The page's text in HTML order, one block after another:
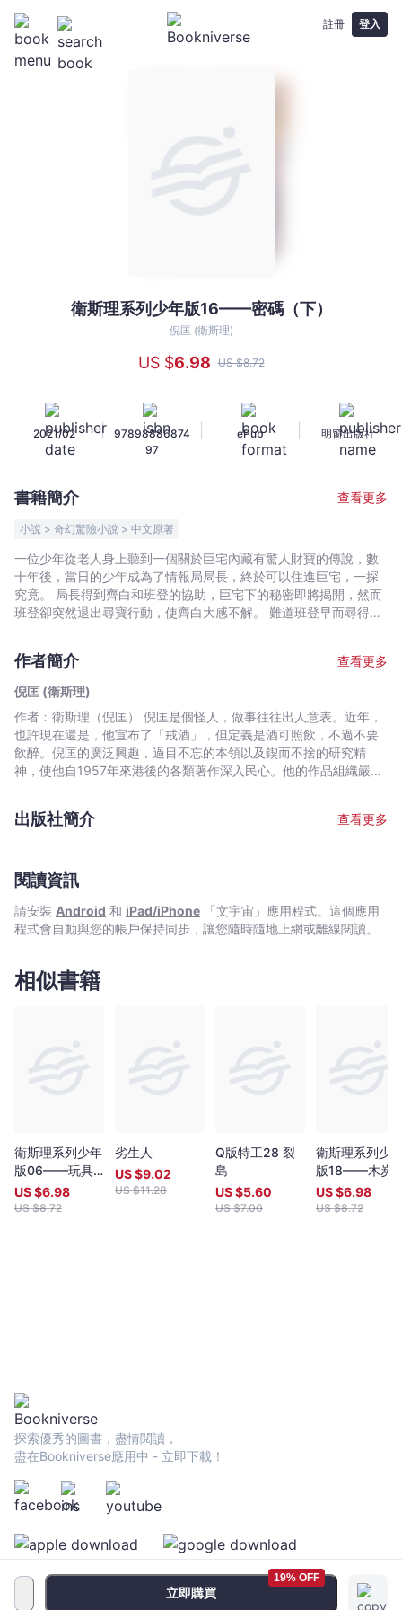
註冊 登入
——
密
（下）
-
倪
(衛
理)
-
文
宇
Bookniverse
衛斯理系列少年版16——密碼（下）
倪匡 (衛斯理)
US $6.98 US $8.72
2021/02 |
97898886874
97
ePub 明窗出版社
書籍簡介 查看更多
小說 > 奇幻驚險小說 > 中文原著
一位少年從老人身上聽到一個關於巨宅內藏有驚人財寶的傳說，數
十年後，當日的少年成為了情報局局長，終於可以住進巨宅，一探
究竟。 局長得到齊白和班登的協助，巨宅下的秘密即將揭開，然而
班登卻突然退出尋寶行動，使齊白大感不解。 難道班登早而尋得寶
作者簡介
查看更多
倪匡 (衛斯理)
作者﹕衛斯理（倪匡） 倪匡是個怪人，做事往往出人意表。近年，
也許現在還是，他宣布了「戒酒」，但定義是酒可照飲，不過不要
飲醉。倪匡的廣泛興趣，過目不忘的本領以及鍥而不捨的研究精
神，使他自1957年來港後的各類著作深入民心。他的作品組織嚴謹
啟文 從害怕寫作變成天天寫作，從一名編劇變成了小說作者。在接
小說，因為筆下一字一句都能原汁原味送到讀者面前，格外親切。
說系列廣受小讀者歡迎，長踞暢銷書榜。 繪畫﹕余遠鍠 從事多年漫
畫工作。著名作品有﹕《數碼暴龍》（改編自日本著名動畫,行銷全
好書之一）,《動夢成真》（中學電影動畫藝術教材——香港生產力
促進局製作）,《大偵探福爾摩斯》（全港最受歡迎圖畫故事系列，
出版社簡介 查看更多
閱讀資訊
請安裝 Android 和 iPad/iPhone 「文宇宙」應用程式。這個應用
程式會自動與您的帳戶保持同步，讓您隨時隨地上網或離線閱讀。
相似書籍
衛斯理系列少年
版06——玩具
（下）
US $6.98
US $8.72
劣生人
US $9.02
US $11.28
Q版特工28 裂
島
US $5.60
US $7.00
衛斯理系列少
版18——木炭
（下）
US $6.98
US $8.72
立即購買
19% OFF
探索優秀的圖書，盡情閱讀，
盡在Bookniverse應用中 - 立即下載！